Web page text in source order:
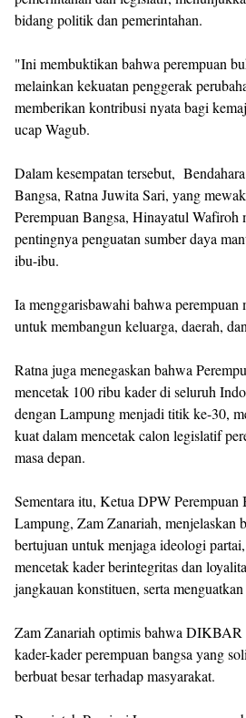
bidang politik dan pemerintahan.
"Ini membuktikan bahwa perempuan
melainkan kekuatan penggerak
memberikan kontribusi nyata bagi
ucap Wagub.
Dalam kesempatan tersebut,
Bangsa, Ratna Juwita Sari, yang
Perempuan Bangsa, Hinayatul Wafiroh
pentingnya penguatan sumber daya
ibu-ibu.
Ia menggarisbawahi bahwa perempuan
untuk membangun keluarga, daerah,
Ratna juga menegaskan bahwa
mencetak 100 ribu kader di seluruh
dengan Lampung menjadi titik ke-30,
kuat dalam mencetak calon legislatif
masa depan.
Sementara itu, Ketua DPW Perempuan
Lampung, Zam Zanariah, menjelaskan
bertujuan untuk menjaga ideologi
mencetak kader berintegritas dan
jangkauan konstituen, serta
Zam Zanariah optimis bahwa DIKBAR
kader-kader perempuan bangsa yang
berbuat besar terhadap masyarakat.